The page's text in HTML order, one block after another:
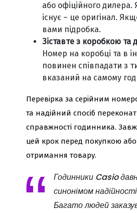
або офіційного
існує – це оригінал.
вами підробка.
Зіставте з коробкою та
Номер на коробці та в
повинен співпадати з
вказаний на самому
Перевірка за серійним
та надійний спосіб
справжності годинника.
цей крок перед покупкою або
отримання товару.
Годинники Casio
синонімом
Багато людей